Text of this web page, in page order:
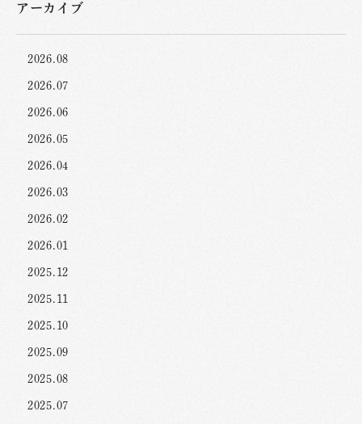
アーカイブ
2026.08
2026.07
2026.06
2026.05
2026.04
2026.03
2026.02
2026.01
2025.12
2025.11
2025.10
2025.09
2025.08
2025.07